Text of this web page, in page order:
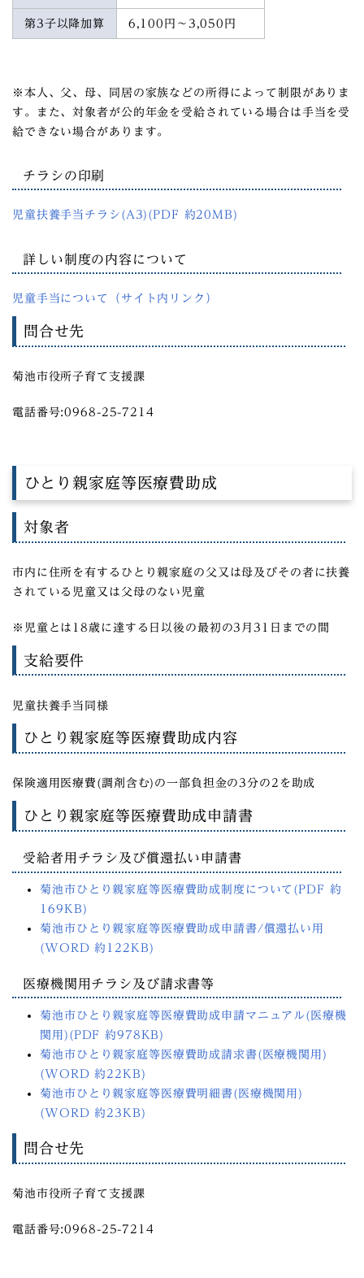
第3子以降加算 6,100円～3,050円
※本人、父、母、同居の家族などの所得によって制限がありま
す。また、対象者が公的年金を受給されている場合は手当を受
給できない場合があります。
チラシの印刷
児童扶養手当チラシ(A3)(PDF 約20MB)
詳しい制度の内容について
児童手当について（サイト内リンク）
問合せ先
菊池市役所子育て支援課
電話番号:0968-25-7214
ひとり親家庭等医療費助成
対象者
市内に住所を有するひとり親家庭の父又は母及びその者に扶養
されている児童又は父母のない児童
※児童とは18歳に達する日以後の最初の3月31日までの間
支給要件
児童扶養手当同様
ひとり親家庭等医療費助成内容
保険適用医療費(調剤含む)の一部負担金の3分の2を助成
ひとり親家庭等医療費助成申請書
受給者用チラシ及び償還払い申請書
菊池市ひとり親家庭等医療費助成制度について(PDF 約
169KB)
菊池市ひとり親家庭等医療費助成申請書/償還払い用
(WORD 約122KB)
医療機関用チラシ及び請求書等
菊池市ひとり親家庭等医療費助成申請マニュアル(医療機
関用)(PDF 約978KB)
菊池市ひとり親家庭等医療費助成請求書(医療機関用)
(WORD 約22KB)
菊池市ひとり親家庭等医療費明細書(医療機関用)
(WORD 約23KB)
問合せ先
菊池市役所子育て支援課
電話番号:0968-25-7214